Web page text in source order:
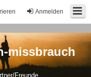
Anmelden
missbrauch
Freunde